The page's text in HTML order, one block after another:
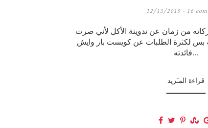
12/13/2015 - 16
من زمان عن تدوينة الأكل لأني صرت
بس لكثرة الطلبات عن كويست بار وايش
فائدته...
قراءة المـَزيد